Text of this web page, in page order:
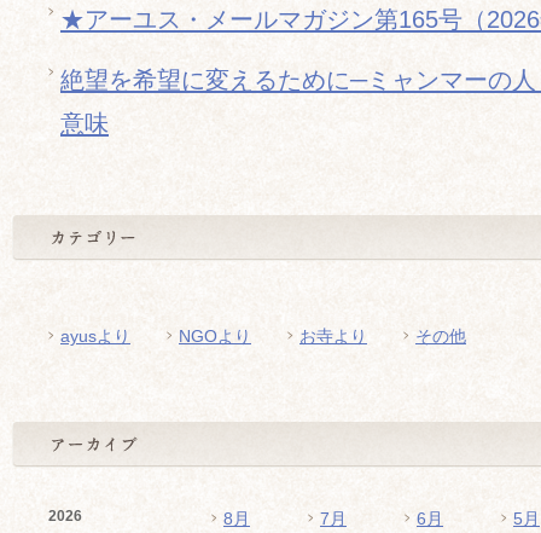
★アーユス・メールマガジン第165号（
絶望を希望に変えるために─ミャンマーの
意味
ayusより NGOより お寺より その他
2026 8月 7月 6月 5月